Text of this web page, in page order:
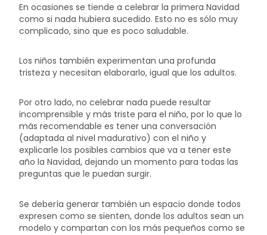
En ocasiones se tiende a celebrar la primera Navidad
como si nada hubiera sucedido. Esto no es sólo muy
complicado, sino que es poco saludable.
Los niños también experimentan una profunda
tristeza y necesitan elaborarlo, igual que los adultos.
Por otro lado, no celebrar nada puede resultar
incomprensible y más triste para el niño, por lo que lo
más recomendable es tener una conversación
(adaptada al nivel madurativo) con el niño y
explicarle los posibles cambios que va a tener este
año la Navidad, dejando un momento para todas las
preguntas que le puedan surgir.
Se debería generar también un espacio donde todos
expresen como se sienten, donde los adultos sean un
modelo y compartan con los más pequeños como se